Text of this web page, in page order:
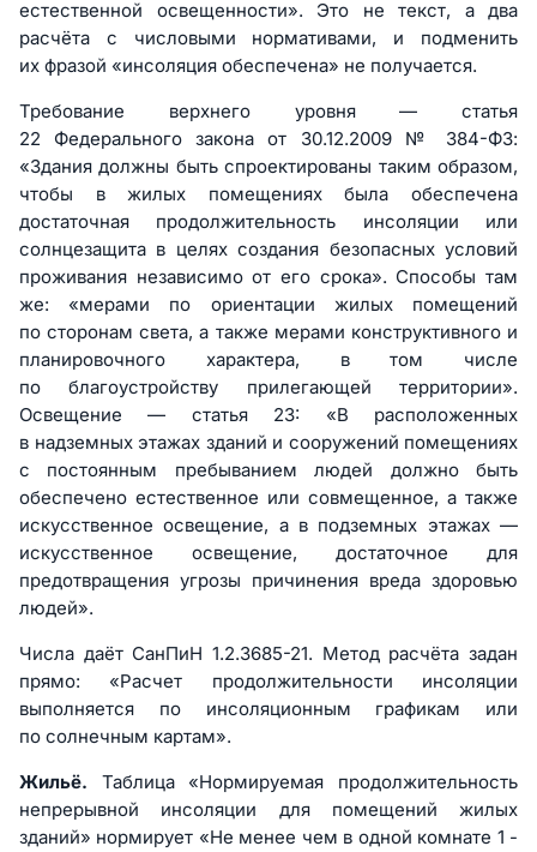
естественной освещенности». Это не текст, а два
расчёта с числовыми нормативами, и подменить
их фразой «инсоляция обеспечена» не получается.
Требование верхнего уровня — статья
22 Федерального закона от 30.12.2009 № 384-ФЗ:
«Здания должны быть спроектированы таким образом,
чтобы в жилых помещениях была обеспечена
достаточная продолжительность инсоляции или
солнцезащита в целях создания безопасных условий
проживания независимо от его срока». Способы там
же: «мерами по ориентации жилых помещений
по сторонам света, а также мерами конструктивного и
планировочного характера, в том числе
по благоустройству прилегающей территории».
Освещение — статья 23: «В расположенных
в надземных этажах зданий и сооружений помещениях
с постоянным пребыванием людей должно быть
обеспечено естественное или совмещенное, а также
искусственное освещение, а в подземных этажах —
искусственное освещение, достаточное для
предотвращения угрозы причинения вреда здоровью
людей».
Числа даёт СанПиН 1.2.3685-21. Метод расчёта задан
прямо: «Расчет продолжительности инсоляции
выполняется по инсоляционным графикам или
по солнечным картам».
Жильё. Таблица «Нормируемая продолжительность
непрерывной инсоляции для помещений жилых
зданий» нормирует «Не менее чем в одной комнате 1 -